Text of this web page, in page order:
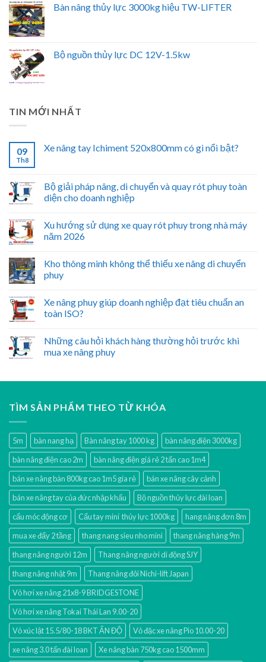
Bàn nâng thủy lực 3000kg hiệu TW-LIFTER
Bộ nguồn thủy lực DC 12V-1.5kw
TIN MỚI NHẤT
09
Th8
Xe nâng tay Ichiment 520x800mm có gì nổi bật?
Bộ giải pháp nâng, di chuyển và quay rót phuy toàn
diện cho doanh nghiệp
Xu hướng sử dụng xe quay rót phuy trong nhà máy
năm 2026
Kho thông minh không thể thiếu xe nâng di chuyển
phuy
Xe nâng phuy giúp doanh nghiệp đạt tiêu chuẩn an
toàn ISO?
Những câu hỏi khách hàng thường hỏi trước khi
mua xe nâng phuy
TÌM SẢN PHẨM THEO TỪ KHÓA
5m bàn nang hạ Bàn nâng tay 1000 kg
bàn nâng điện 3000kg
bàn nâng điện cao 2m
bàn nâng điện giá rẻ 2 tấn cao 1m4
bán xe nâng bàn 800kg cao 1m5 gía rẻ
bán xe nâng cây cảnh
bán xe nâng tay của đức nhập khẩu
Bộ nguồn thủy lực đài loan
cẩu móc động cơ
Cẩu tay mini thủy lực 1000kg
hang nâng đơn 8m
mua xe đẩy 2 tầng
thang nang sieu nho mini
thang nâng hàng 9m
thang nâng người 12m
Thang nâng người di động SJY
thang nâng nhật 9m
Thang nâng đôi Nichi-lift Japan
Vỏ hơi xe nâng 21x8-9 BRIDGESTONE
Vỏ hơi xe nâng Tokai Thái Lan 9.00-20
Vỏ xúc lật 15.5/80-18 BKT ẤN ĐỘ
Vỏ đặc xe nâng Pio 10.00-20
xe nâng 3.0 tấn đài loan
Xe nâng bàn 750kg cao 1500mm